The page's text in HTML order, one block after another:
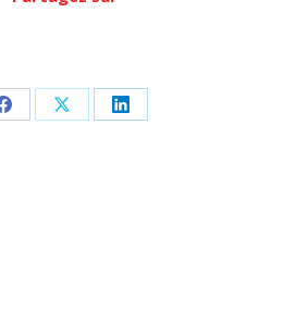
PartagerPartagerPartager